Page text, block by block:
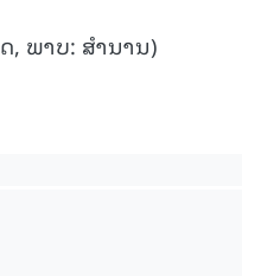
, ພາບ: ສໍານານ)